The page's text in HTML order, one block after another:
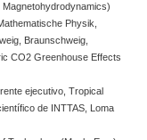
Physik,
Braunschweig,
CO2 Greenhouse Effects
ejecutivo, Tropical
de INTTAS, Loma